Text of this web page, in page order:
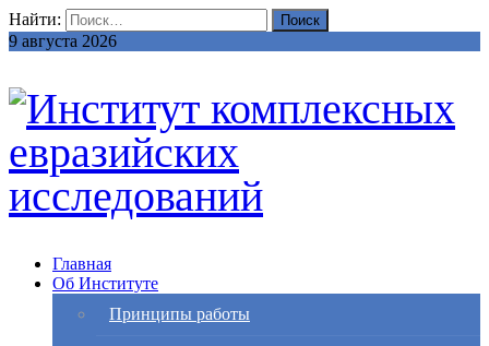
Найти:
9 августа 2026
Главная
Об Институте
Принципы работы